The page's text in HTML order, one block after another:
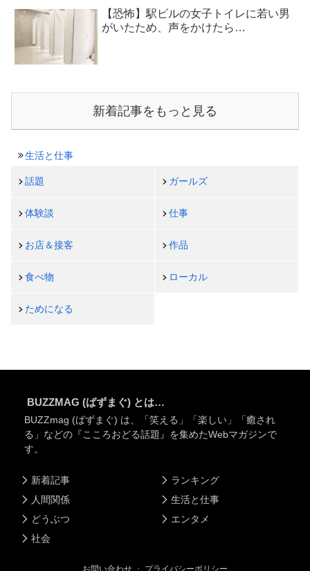
【恐怖】駅ビルの女子トイレに若い男
がいたため、声をかけたら…
新着記事をもっと見る
生活と仕事
話題 ガールズ
体験談 仕事
お店＆接客 作品
食べ物 ローカル
ためになる
BUZZMAG (ばずまぐ) とは…
BUZZmag (ばずまぐ) は、「笑える」「楽しい」「癒され
る」などの『こころおどる話題』を集めたWebマガジンで
す。
新着記事
人間関係
どうぶつ
社会
ランキング
生活と仕事
エンタメ
お問い合わせ ・ プライバシーポリシー